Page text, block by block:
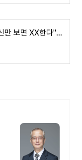
가수 선미 "남자들이 자신만 보면 XX한다" 남다른 자신감 보이면서 충격 발언하는데 몸매보면 그